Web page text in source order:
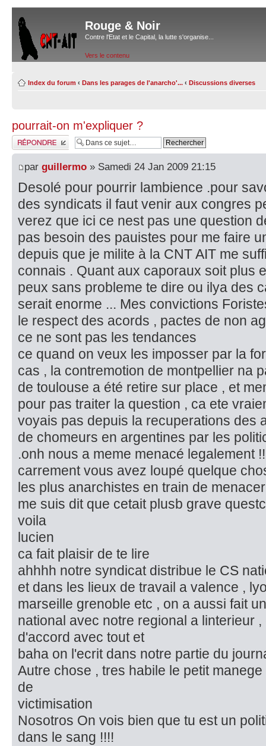
Rouge & Noir
Contre l'Etat et le Capital, la lutte s'organise...
Vers le contenu
Index du forum ‹ Dans les parages de l'anarcho'... ‹ Discussions diverses
pourrait-on m'expliquer ?
Répondre
par guillermo » Samedi 24 Jan 2009 21:15
Desolé pour pourrir lambience .pour
des syndicats il faut venir aux congres
verez que ici ce nest pas une question
pas besoin des pauistes pour me faire
depuis que je milite à la CNT AIT me
connais . Quant aux caporaux soit plus
peux sans probleme te dire ou ilya des
serait enorme ... Mes convictions
le respect des acords , pactes de non
ce ne sont pas les tendances
ce quand on veux les imposser par la
cas , la contremotion de montpellier na
de toulouse a été retire sur place , et
pour pas traiter la question , ca ete
voyais pas depuis la recuperations des
de chomeurs en argentines par les
.onh nous a meme menacé legalement
carrement vous avez loupé quelque
les plus anarchistes en train de
me suis dit que cetait plusb grave
voila
lucien
ca fait plaisir de te lire
ahhhh notre syndicat distribue le CS
et dans les lieux de travail a valence ,
marseille grenoble etc , on a aussi fait
national avec notre regional a linterieur
d'accord avec tout et
baha on l'ecrit dans notre partie du
Autre chose , tres habile le petit manege
de
victimisation
Nosotros On vois bien que tu est un
dans le sang !!!!